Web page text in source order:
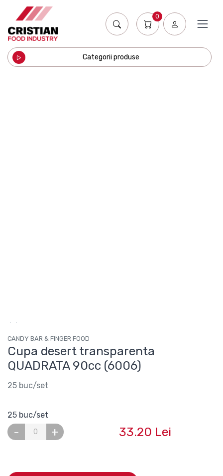
0
Categorii produse
CANDY BAR & FINGER FOOD
Cupa desert transparenta
QUADRATA 90cc (6006)
25 buc/set
25 buc/set
- + 33.20 Lei